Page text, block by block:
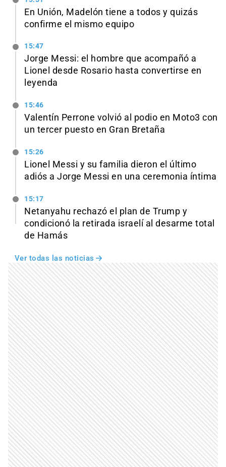
En Unión, Madelón tiene a todos y quizás
confirme el mismo equipo
15:47
Jorge Messi: el hombre que acompañó a
Lionel desde Rosario hasta convertirse en
leyenda
15:46
Valentín Perrone volvió al podio en Moto3 con
un tercer puesto en Gran Bretaña
15:26
Lionel Messi y su familia dieron el último
adiós a Jorge Messi en una ceremonia íntima
15:17
Netanyahu rechazó el plan de Trump y
condicionó la retirada israelí al desarme total
de Hamás
Ver todas las noticias